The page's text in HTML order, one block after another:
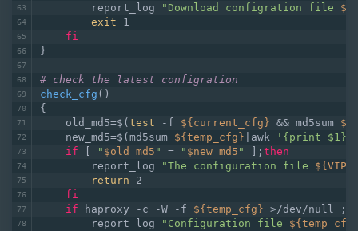
        report_log
"Download configration file
exit 1
fi
}
# check the latest configration
check_cfg ()
{
    old_md5=$(
test -f ${current_cfg} && md5sum
    new_md5=$(md5sum
${temp_cfg} |awk '{print $1}'
if
" $old_md5 " = " $new_md5 " ]; then
        report_log
"The configuration file ${VIP}
return 2
fi
if haproxy -c -W -f ${temp_cfg} >/dev/null ;
        report_log
"Configuration file